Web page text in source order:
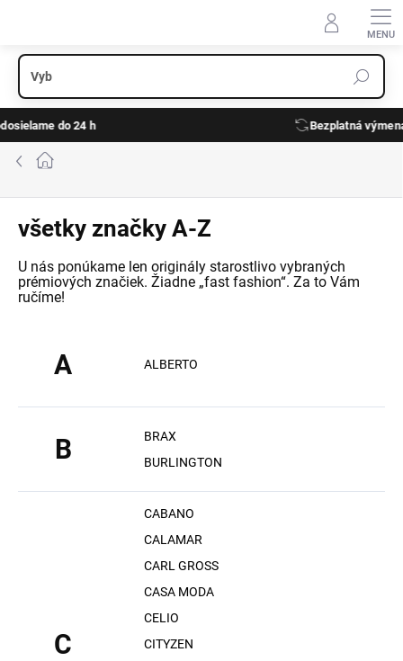
Bezplatná výmena veľkosti do 14 dní
Domov
všetky značky A-Z
A ALBERTO
B
BRAX
BURLINGTON
C
CABANO
CALAMAR
CARL GROSS
CASA MODA
CELIO
CITYZEN